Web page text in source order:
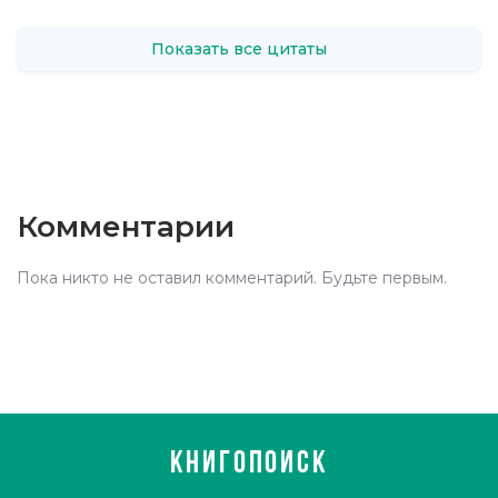
Показать все цитаты
Комментарии
Пока никто не оставил комментарий. Будьте первым.
КНИГОПОИСК